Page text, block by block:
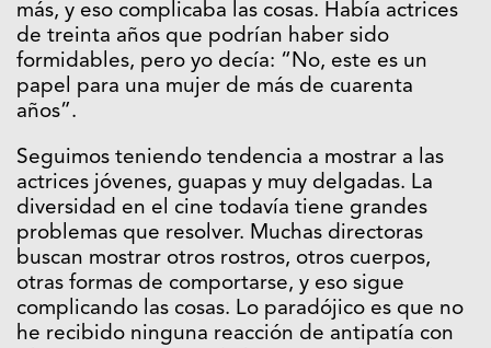
más, y eso complicaba las cosas. Había actrices
de treinta años que podrían haber sido
formidables, pero yo decía: “No, este es un
papel para una mujer de más de cuarenta
años”.
Seguimos teniendo tendencia a mostrar a las
actrices jóvenes, guapas y muy delgadas. La
diversidad en el cine todavía tiene grandes
problemas que resolver. Muchas directoras
buscan mostrar otros rostros, otros cuerpos,
otras formas de comportarse, y eso sigue
complicando las cosas. Lo paradójico es que no
he recibido ninguna reacción de antipatía con